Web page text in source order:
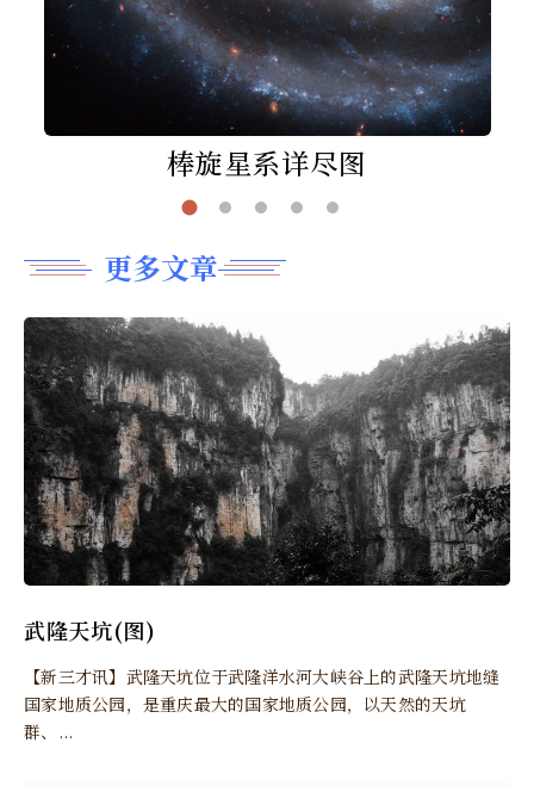
棒旋星系详尽图
更多文章
武隆天坑(图)
【新三才讯】武隆天坑位于武隆洋水河大峡谷上的武隆天坑地缝
国家地质公园，是重庆最大的国家地质公园，以天然的天坑
群、...